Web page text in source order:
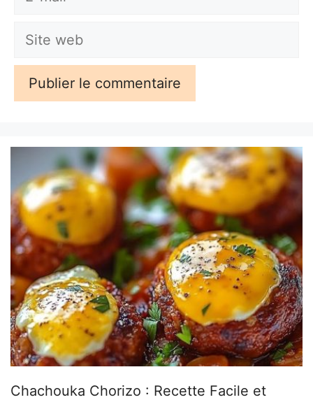
Site
Chachouka Chorizo : Recette Facile et